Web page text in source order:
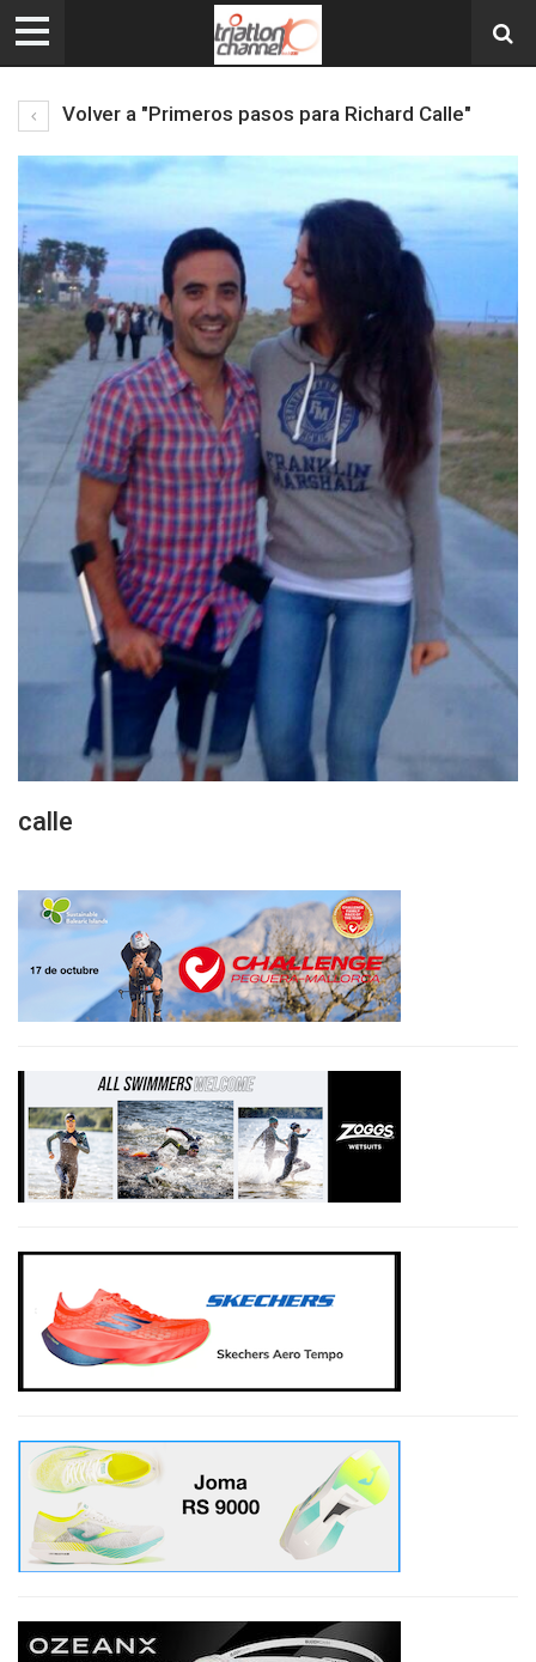
Volver a "Primeros pasos para Richard Calle"
calle